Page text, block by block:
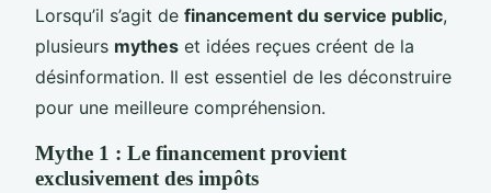
Lorsqu’il s’agit de financement du service public,
plusieurs mythes et idées reçues créent de la
désinformation. Il est essentiel de les déconstruire
pour une meilleure compréhension.
Mythe 1 : Le financement provient
exclusivement des impôts